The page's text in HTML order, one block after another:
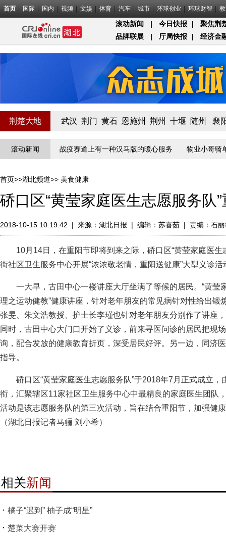
首页 国际 国内 视频 文娱 体育 汽车 城市 环球创业 环球财智
滚动新闻 | 今日快报 |
聚焦荆
品牌联展
| 厅局快报 | 经济金
荆楚大地 武汉 荆门 黄石 恩施州 荆州 十堰 随州 襄
滚动新闻
”线守门员 战疫赛道上有一种汉马版的暖心服务 物业小哥骑单
首页>>湖北频道>> 美食健康
硚口区“黄莹家庭医生志愿服务队
2018-10-15 10:19:42 | 来源： 湖北日报 | 编辑：苏喜茹 | 责编：石
10月14日，在重阳节即将到来之际，硚口区“黄莹家庭医生
街社区卫生服务中心开展“浓浓敬老情，重阳送健康”大型义诊活
一大早，古田中心一楼讲座大厅坐满了等候的居民。“黄莹
理之运动健教”健康讲座，针对老年朋友的常见病针对性给出
张旻、朱文浩教授、护士长李瑾也针对老年朋友分别作了讲座
同时，古田中心大门口开始了义诊，前来寻医问诊的居民把现
询，配合发放的健康教育折页，深受居民好评。另一边，同济
指导。
硚口区“黄莹家庭医生志愿服务队”于2018年7月正式成立，
衔，汇聚辖区11家社区卫生服务中心中最精良的家庭医生团队
活动是该志愿服务队的第三次活动，旨在结合重阳节，加强健
（湖北日报记者马骊 刘小希）
相关新闻
橘子“迟到” 柚子成“明星”
楚菜大赛开赛